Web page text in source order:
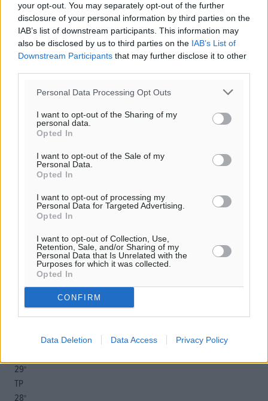
your opt-out. You may separately opt-out of the further
disclosure of your personal information by third parties on the
IAB’s list of downstream participants. This information may
also be disclosed by us to third parties on the IAB’s List of
Downstream Participants that may further disclose it to other
Personal Data Processing Opt Outs
I want to opt-out of the Sharing of my
personal data.
Opted In
I want to opt-out of the Sale of my
Personal Data.
Opted In
I want to opt-out of processing my
Personal Data for Targeted Advertising.
Opted In
I want to opt-out of Collection, Use,
Retention, Sale, and/or Sharing of my
Personal Data that Is Unrelated with the
Purposes for which it was collected.
Opted In
CONFIRM
Data Deletion Data Access Privacy Policy
Υπενθύμιση:
Για την μερική αναπαραγωγή της είδησης από άλλες
ιστοσελίδες είναι απαραίτητη η χρήση του παρακάτω
παρεχόμενου συνδέσμου παραπομπής προς το άρθρο
o καιρός τώρα:
αίθριος καιρός
°
πρόγνωση:
29°
ΤΡ
28°